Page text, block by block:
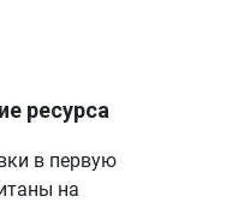
ресурса
в первую
на